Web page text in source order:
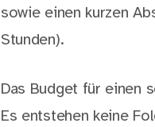
sowie einen kurzen
Stunden).
Das Budget für einen
Es entstehen keine